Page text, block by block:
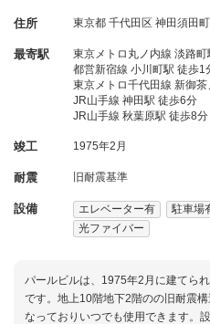
住所 東京都 千代田区 神田須田
最寄駅
東京メトロ丸ノ内線 淡路
都営新宿線 小川町駅 徒歩1
東京メトロ千代田線 新御
JR山手線 神田駅 徒歩6分
JR山手線 秋葉原駅 徒歩8分
竣工 1975年2月
耐震 旧耐震基準
設備 エレベーター有 駐車場
光ファイバー
パールビルは、1975年2月に建てら
です。地上10階地下2階のの旧耐震
なっておりいつでも使用できます。